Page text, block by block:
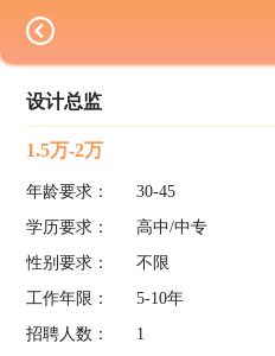
设计总监
1.5万-2万
年龄要求：
30-45
学历要求：
高中/中专
性别要求：
不限
工作年限：
5-10年
招聘人数：
1